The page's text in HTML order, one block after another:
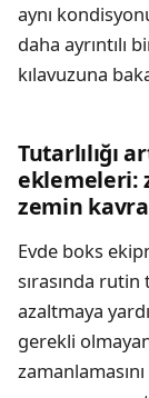
aynı
daha ayrıntılı
kılavuzuna
Tutarlılığı
eklemeleri:
zemin
Evde boks
sırasında rutin
azaltmaya
gerekli